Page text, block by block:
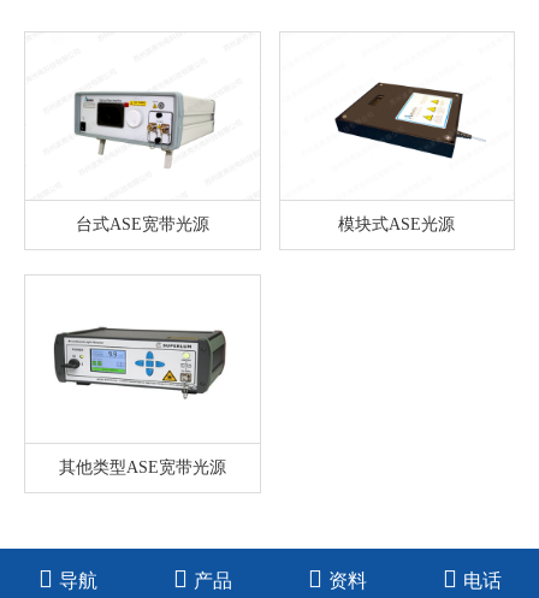
台式ASE宽带光源 模块式ASE光源
其他类型ASE宽带光源
导航 产品 资料 电话